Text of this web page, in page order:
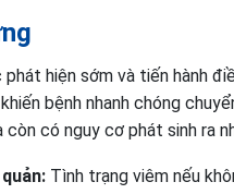
hiện sớm và tiến hành
bệnh nhanh chóng
còn có nguy cơ phát sinh ra
Tình trạng viêm nếu